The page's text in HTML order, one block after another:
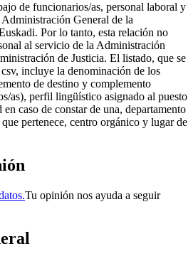
de funcionarios/as, personal laboral y
General de la
Por lo tanto, esta relación no
al servicio de la Administración
de Justicia. El listado, que se
incluye la denominación de los
de destino y complemento
as), perfil lingüístico asignado al puesto
caso de constar de una, departamento
pertenece, centro orgánico y lugar de
Tu opinión nos ayuda a seguir